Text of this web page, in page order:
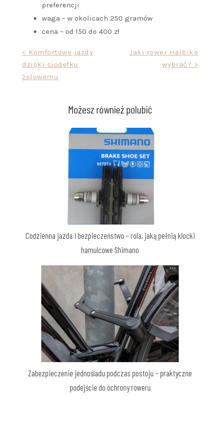
preferencji
waga – w okolicach 250 gramów
cena – od 150 do 400 zł
Nawigacja
wpisu
< Komfortowe jazdy
dzięki siodełku
żelowemu
Jaki rower Haibike
wybrać? >
Możesz również polubić
Codzienna jazda i bezpieczeństwo – rola, jaką pełnią klocki
hamulcowe Shimano
Zabezpieczenie jednośladu podczas postoju – praktyczne
podejście do ochrony roweru